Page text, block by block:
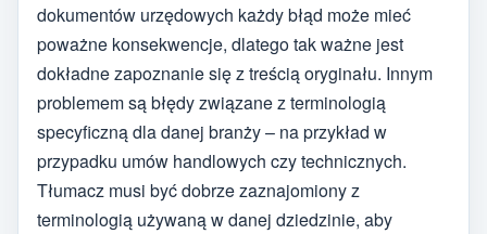
dokumentów urzędowych każdy błąd może mieć
poważne konsekwencje, dlatego tak ważne jest
dokładne zapoznanie się z treścią oryginału. Innym
problemem są błędy związane z terminologią
specyficzną dla danej branży – na przykład w
przypadku umów handlowych czy technicznych.
Tłumacz musi być dobrze zaznajomiony z
terminologią używaną w danej dziedzinie, aby